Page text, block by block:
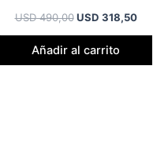
USD490,00 USD 318,50
Añadir al carrito